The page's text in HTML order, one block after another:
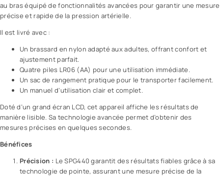
au bras équipé de fonctionnalités avancées pour garantir une mesure
précise et rapide de la pression artérielle.
Il est livré avec :
Un brassard en nylon adapté aux adultes, offrant confort et
ajustement parfait.
Quatre piles LR06 (AA) pour une utilisation immédiate.
Un sac de rangement pratique pour le transporter facilement.
Un manuel d’utilisation clair et complet.
Doté d’un grand écran LCD, cet appareil affiche les résultats de
manière lisible. Sa technologie avancée permet d’obtenir des
mesures précises en quelques secondes.
Bénéfices
Précision : Le SPG440 garantit des résultats fiables grâce à sa
technologie de pointe, assurant une mesure précise de la